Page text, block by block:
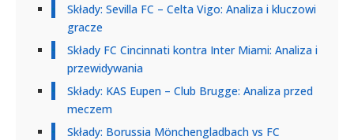
Składy: Sevilla FC – Celta Vigo: Analiza i kluczowi
gracze
Składy FC Cincinnati kontra Inter Miami: Analiza i
przewidywania
Składy: KAS Eupen – Club Brugge: Analiza przed
meczem
Składy: Borussia Mönchengladbach vs FC